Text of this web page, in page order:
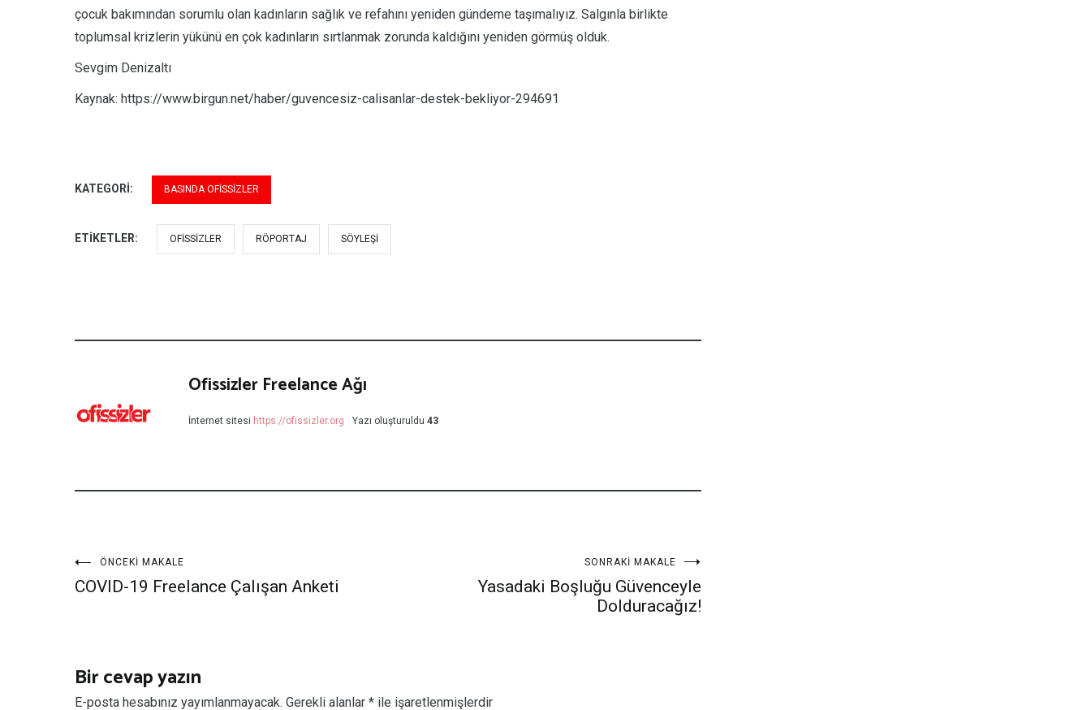
çocuk bakımından sorumlu olan kadınların sağlık ve refahını yeniden gündeme taşımalıyız. Salgınla birlikte
toplumsal krizlerin yükünü en çok kadınların sırtlanmak zorunda kaldığını yeniden görmüş olduk.
Sevgim Denizaltı
Kaynak: https://www.birgun.net/haber/guvencesiz-calisanlar-destek-bekliyor-294691
KATEGORI: BASINDA OFISSIZLER
ETIKETLER: OFISSIZLER RÖPORTAJ SÖYLEŞI
Ofissizler Freelance Ağı
İnternet sitesi https://ofissizler.org Yazı oluşturuldu 43
YazıÖNCEKI MAKALE
COVID-19 Freelance Çalışan Anketi
SONRAKI MAKALE
Yasadaki Boşluğu Güvenceyle
Dolduracağız!
Bir cevap yazın
E-posta hesabınız yayımlanmayacak. Gerekli alanlar * ile işaretlenmişlerdir